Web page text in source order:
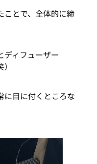
ことで、全体的に締
ディフューザー
に目に付くところな